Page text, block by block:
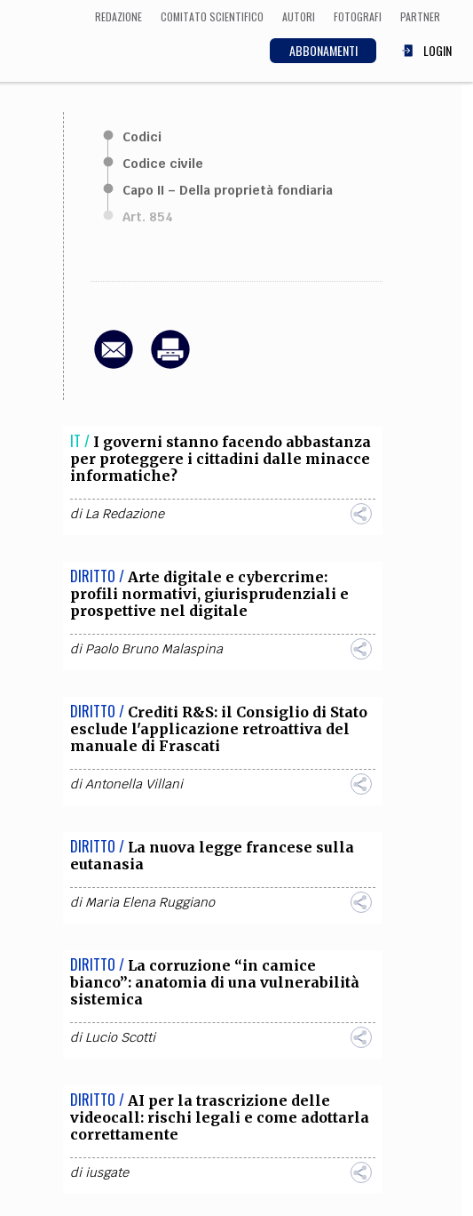
REDAZIONE COMITATO SCIENTIFICO AUTORI FOTOGRAFI PARTNER
ABBONAMENTI LOGIN
ECONOMIA
Medicina
CULTURA
Arte, Cinema, Musica,
Letteratura
COLLABORA CON NOI
Codici
Codice civile
Capo II – Della proprietà fondiaria
Art. 854
IT / I governi stanno facendo abbastanza
per proteggere i cittadini dalle minacce
informatiche?
diLa Redazione
DIRITTO / Arte digitale e cybercrime:
profili normativi, giurisprudenziali e
prospettive nel digitale
diPaolo Bruno Malaspina
DIRITTO / Crediti R&S: il Consiglio di Stato
esclude l'applicazione retroattiva del
manuale di Frascati
diAntonella Villani
DIRITTO / La nuova legge francese sulla
eutanasia
diMaria Elena Ruggiano
DIRITTO / La corruzione “in camice
bianco”: anatomia di una vulnerabilità
sistemica
diLucio Scotti
DIRITTO / AI per la trascrizione delle
videocall: rischi legali e come adottarla
correttamente
diiusgate